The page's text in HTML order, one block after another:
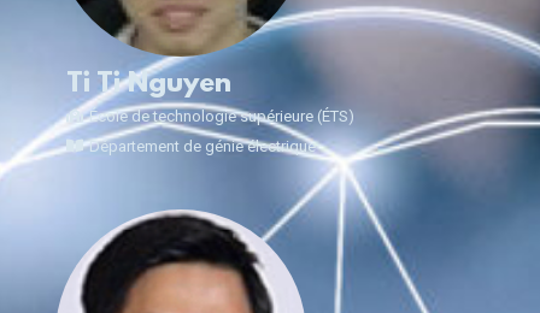
Ti Ti Nguyen
École de technologie supérieure (ÉTS)
Département de génie électrique